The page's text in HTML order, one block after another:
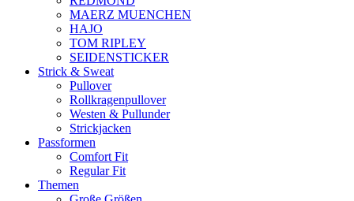
MAERZ MUENCHEN
HAJO
TOM RIPLEY
SEIDENSTICKER
Strick & Sweat
Pullover
Rollkragenpullover
Westen & Pullunder
Strickjacken
Passformen
Comfort Fit
Regular Fit
Themen